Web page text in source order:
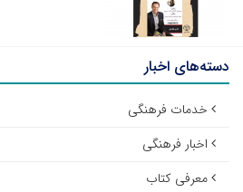
دسته‌های اخبار
خدمات فرهنگی
اخبار فرهنگی
معرفی کتاب